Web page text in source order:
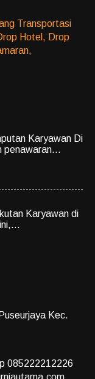
Transportasi
Hotel, Drop
Karyawan Di
penawaran...
Karyawan di
Kec.
085222212226